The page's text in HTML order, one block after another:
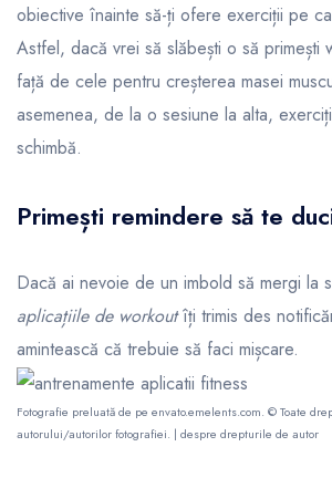
obiective înainte să-ți ofere exerciții pe
Astfel, dacă vrei să slăbești o să primești
față de cele pentru creșterea masei
asemenea, de la o sesiune la alta,
schimbă.
Primești remindere să te
Dacă ai nevoie de un imbold să mergi la
aplicațiile de workoutîți trimis des
amintească că trebuie să faci mișcare.
Fotografie preluată de pe envato.emelents.com. © Toate
autorului/autorilor fotografiei. | despre drepturile de autor